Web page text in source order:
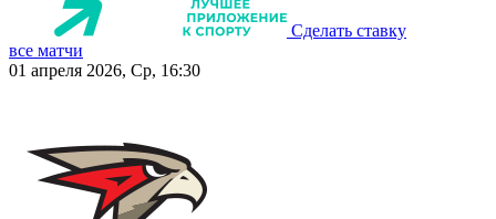
Сделать ставку
все матчи
01 апреля 2026, Ср, 16:30